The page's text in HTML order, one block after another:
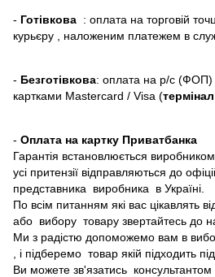
- Готівкова : оплата на торговій
курьєру , наложеним платежем в
- Безготівкова: оплата на р/с (ФОП)
картками Mastercard / Visa (термінал
- Оплата на картку Приватбанка
Гарантія встановлюється
усі притензії відправляються до
представника виробника в Україні.
По всім питанням які вас цікавлять
або вибору товару звертайтесь до
Ми з радістю допоможемо вам в
, і підберемо товар якій підходить
Ви можете зв'язатись